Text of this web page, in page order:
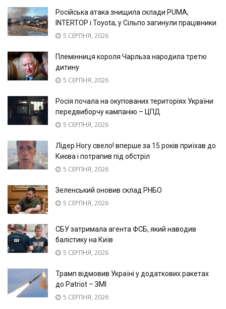
Російська атака знищила склади PUMA,
INTERTOP і Toyota, у Сільпо загинули працівники
5 СЕРПНЯ, 2026
Племінниця короля Чарльза народила третю
дитину
5 СЕРПНЯ, 2026
Росія почала на окупованих територіях України
передвиборчу кампанію – ЦПД
5 СЕРПНЯ, 2026
Лідер Ногу свело! вперше за 15 років приїхав до
Києва і потрапив під обстріл
5 СЕРПНЯ, 2026
Зеленський оновив склад РНБО
5 СЕРПНЯ, 2026
СБУ затримала агента ФСБ, який наводив
балістику на Київ
5 СЕРПНЯ, 2026
Трамп відмовив Україні у додаткових ракетах
до Patriot – ЗМІ
5 СЕРПНЯ, 2026